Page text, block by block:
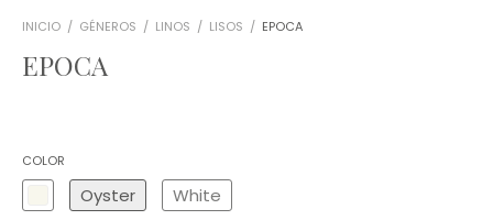
INICIO / GÉNEROS / LINOS / LISOS / EPOCA
EPOCA
COLOR
Oyster White